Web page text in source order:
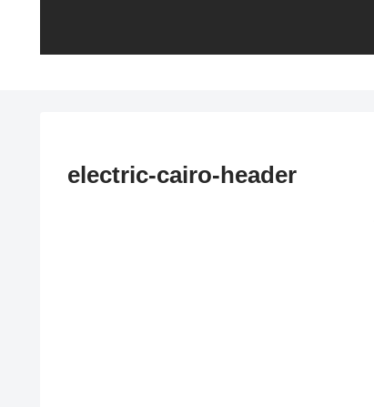
electric-cairo-header